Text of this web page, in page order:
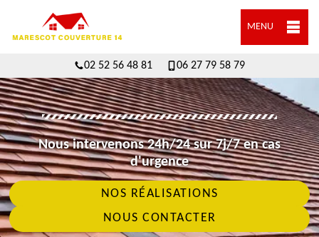
MENU
02 52 56 48 81 06 27 79 58 79
Nous intervenons 24h/24 sur 7j/7 en cas
d'urgence
NOS RÉALISATIONS
NOUS CONTACTER